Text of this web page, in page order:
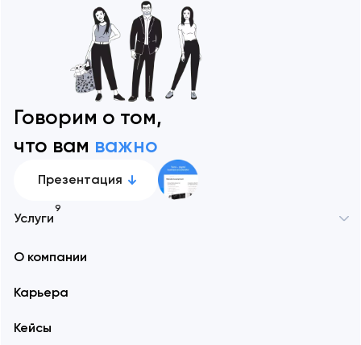
Говорим о том,
что вам важно
Презентация
Услуги
9
О компании
Карьера
Кейсы